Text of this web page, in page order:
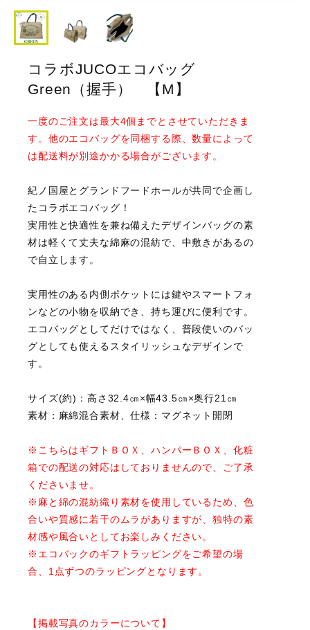
コラボJUCOエコバッグ
Green（握手） 【M】
一度のご注文は最大4個までとさせていただきま
す。他のエコバッグを同梱する際、数量によって
は配送料が別途かかる場合がございます。
紀ノ国屋とグランドフードホールが共同で企画し
たコラボエコバッグ！
実用性と快適性を兼ね備えたデザインバッグの素
材は軽くて丈夫な綿麻の混紡で、中敷きがあるの
で自立します。
実用性のある内側ポケットには鍵やスマートフォ
ンなどの小物を収納でき、持ち運びに便利です。
エコバッグとしてだけではなく、普段使いのバッ
グとしても使えるスタイリッシュなデザインで
す。
サイズ(約)：高さ32.4㎝×幅43.5㎝×奥行21㎝
素材：麻綿混合素材、仕様：マグネット開閉
※こちらはギフトＢＯＸ、ハンパーＢＯＸ、化粧
箱での配送の対応はしておりませんので、ご了承
くださいませ。
※麻と綿の混紡織り素材を使用しているため、色
合いや質感に若干のムラがありますが、独特の素
材感や風合いとしてお楽しみください。
※エコバックのギフトラッピングをご希望の場
合、1点ずつのラッピングとなります。
【掲載写真のカラーについて】